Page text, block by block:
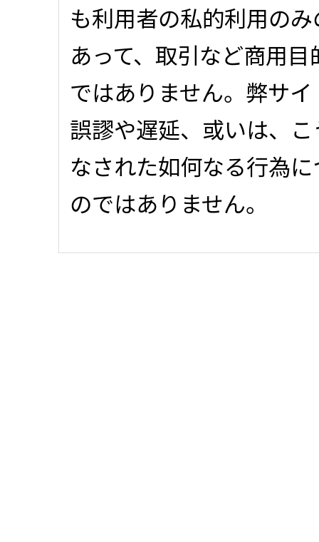
も利用者の私的利用の
あって、取引など商用
ではありません。弊サ
誤謬や遅延、或いは、
なされた如何なる行為
のではありません。